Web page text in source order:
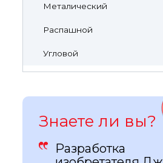
Металический
Распашной
Угловой
Знаете ли вы?
Разработка